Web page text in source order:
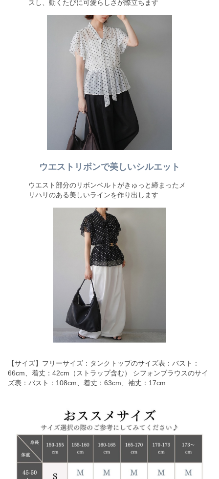
スし、動くたびに可愛らしさが際立ちます
ウエストリボンで美しいシルエット
ウエスト部分のリボンベルトがきゅっと締まったメ
リハリのある美しいラインを作り出します
【サイズ】フリーサイズ：タンクトップのサイズ表：バスト：
66cm、着丈：42cm（ストラップ含む） シフォンブラウスのサイ
ズ表：バスト：108cm、着丈：63cm、袖丈：17cm